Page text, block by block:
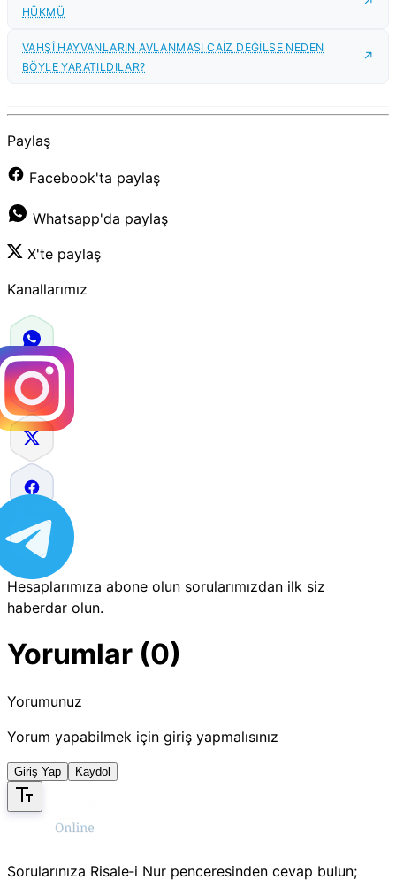
HÜKMÜ
VAHŞÎ HAYVANLARIN AVLANMASI CAİZ DEĞİLSE NEDEN
BÖYLE YARATILDILAR?
Paylaş
Facebook'ta paylaş
Whatsapp'da paylaş
X'te paylaş
Kanallarımız
Hesaplarımıza abone olun sorularımızdan ilk siz
haberdar olun.
Yorumlar (0)
Yorumunuz
Yorum yapabilmek için giriş yapmalısınız
Giriş Yap Kaydol
Sorularınıza Risale‑i Nur penceresinden cevap bulun;